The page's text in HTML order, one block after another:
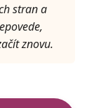
stran a
znovu.